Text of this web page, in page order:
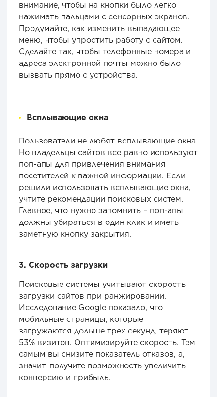
внимание, чтобы на кнопки было легко
нажимать пальцами с сенсорных экранов.
Продумайте, как изменить выпадающее
меню, чтобы упростить работу с сайтом.
Сделайте так, чтобы телефонные номера и
адреса электронной почты можно было
вызвать прямо с устройства.
Всплывающие окна
Пользователи не любят всплывающие окна.
Но владельцы сайтов все равно используют
поп-апы для привлечения внимания
посетителей к важной информации. Если
решили использовать всплывающие окна,
учтите рекомендации поисковых систем.
Главное, что нужно запомнить – поп-апы
должны убираться в один клик и иметь
заметную кнопку закрытия.
3. Скорость загрузки
Поисковые системы учитывают скорость
загрузки сайтов при ранжировании.
Исследование Google показало, что
мобильные страницы, которые
загружаются дольше трех секунд, теряют
53% визитов. Оптимизируйте скорость. Тем
самым вы снизите показатель отказов, а,
значит, получите возможность увеличить
конверсию и прибыль.